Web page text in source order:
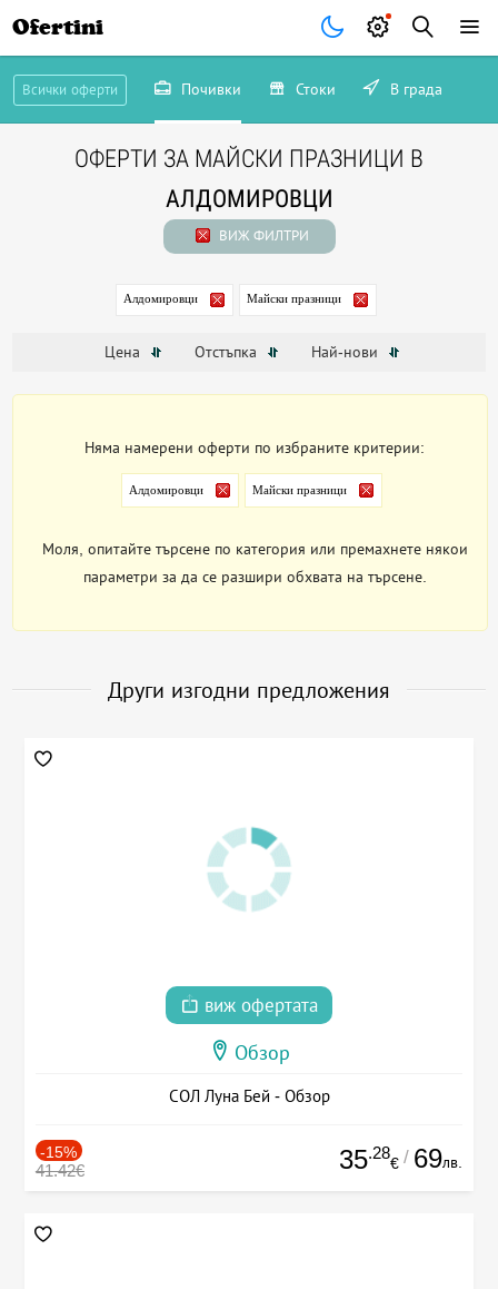
Ofertini
Всички оферти Почивки Стоки В града
ОФЕРТИ ЗА МАЙСКИ ПРАЗНИЦИ В
АЛДОМИРОВЦИ
ВИЖ ФИЛТРИ
Алдомировци Майски празници
Цена Отстъпка Най-нови
Няма намерени оферти по избраните критерии:
Алдомировци Майски празници
Моля, опитайте търсене по категория или премахнете някои
параметри за да се разшири обхвата на търсене.
Други изгодни предложения
виж офертата
Обзор
СОЛ Луна Бей - Обзор
-15%
41.42€ 35.28
€ / 69лв.